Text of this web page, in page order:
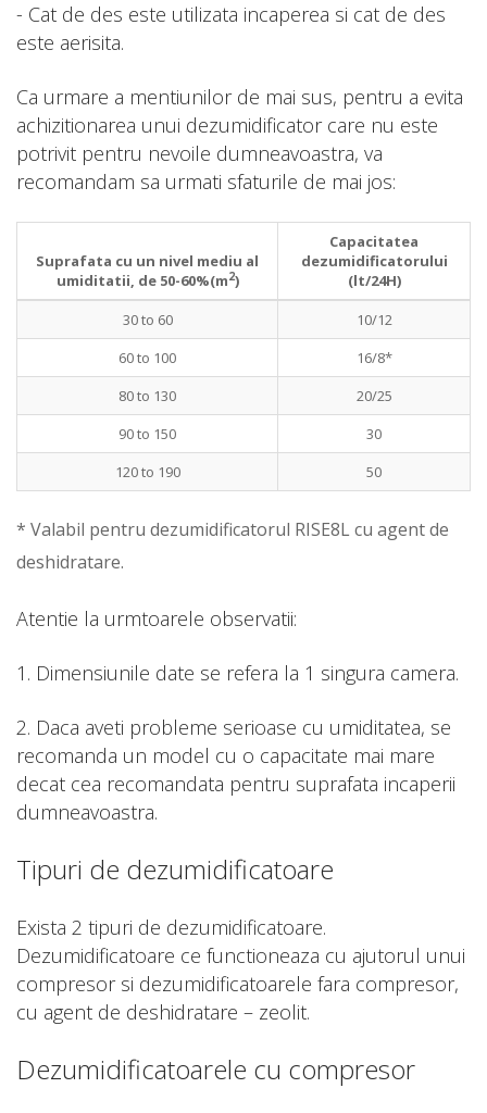
- Cat de des este utilizata incaperea si cat de des
este aerisita.
Ca urmare a mentiunilor de mai sus, pentru a evita
achizitionarea unui dezumidificator care nu este
potrivit pentru nevoile dumneavoastra, va
recomandam sa urmati sfaturile de mai jos:
Suprafata cu un nivel mediu al
umiditatii, de 50-60%(m2)
Capacitatea
dezumidificatorului
(lt/24H)
30 to 60
10/12
60 to 100
16/8*
80 to 130
20/25
90 to 150
30
120 to 190
50
* Valabil pentru dezumidificatorul RISE8L cu agent de
deshidratare.
Atentie la urmtoarele observatii:
1. Dimensiunile date se refera la 1 singura camera.
2. Daca aveti probleme serioase cu umiditatea, se
recomanda un model cu o capacitate mai mare
decat cea recomandata pentru suprafata incaperii
dumneavoastra.
Tipuri de dezumidificatoare
Exista 2 tipuri de dezumidificatoare.
Dezumidificatoare ce functioneaza cu ajutorul unui
compresor si dezumidificatoarele fara compresor,
cu agent de deshidratare – zeolit.
Dezumidificatoarele cu compresor